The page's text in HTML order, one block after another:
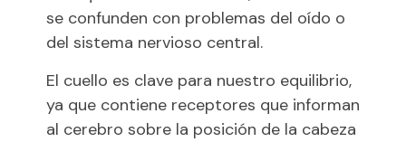
se confunden con problemas del oído o
del sistema nervioso central.
El cuello es clave para nuestro equilibrio,
ya que contiene receptores que informan
al cerebro sobre la posición de la cabeza